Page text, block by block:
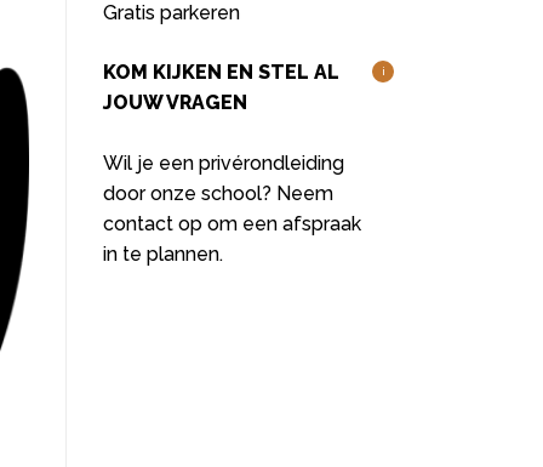
Gratis parkeren
i
KOM KIJKEN EN STEL AL
JOUW VRAGEN
Wil je een privérondleiding
door onze school? Neem
contact op om een afspraak
in te plannen.